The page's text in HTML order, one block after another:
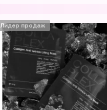
Лидер продаж